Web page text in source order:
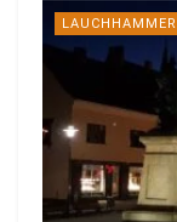
LAUCHHAMMER